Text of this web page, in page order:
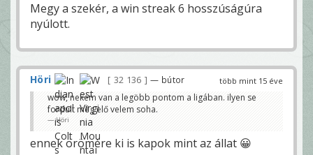
Megy a szekér, a win streak 6 hosszúságúra
nyúlott.
több mint 15 éve
Höri 32 136 — bútor
wow, nekem van a legöbb pontom a ligában. ilyen se
fordult még elő velem soha.
Höri
ennek örömére ki is kapok mint az állat 😀